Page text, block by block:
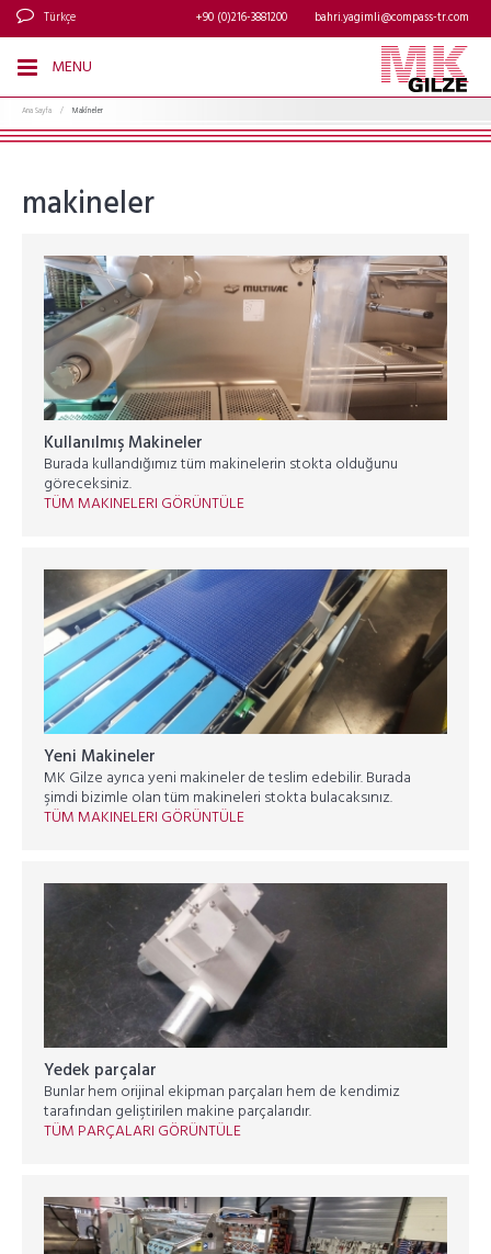
Türkçe bahri.yagimli@compass-tr.com
+90 (0)216-3881200
MENU
Ana Sayfa / MakĪneler
makineler
Kullanılmış Makineler
Burada kullandığımız tüm makinelerin stokta olduğunu
göreceksiniz.
TÜM MAKINELERI GÖRÜNTÜLE
Yeni Makineler
MK Gilze ayrıca yeni makineler de teslim edebilir. Burada
şimdi bizimle olan tüm makineleri stokta bulacaksınız.
TÜM MAKINELERI GÖRÜNTÜLE
Yedek parçalar
Bunlar hem orijinal ekipman parçaları hem de kendimiz
tarafından geliştirilen makine parçalarıdır.
TÜM PARÇALARI GÖRÜNTÜLE